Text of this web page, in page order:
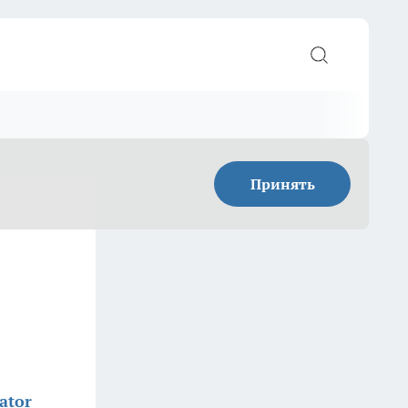
Принять